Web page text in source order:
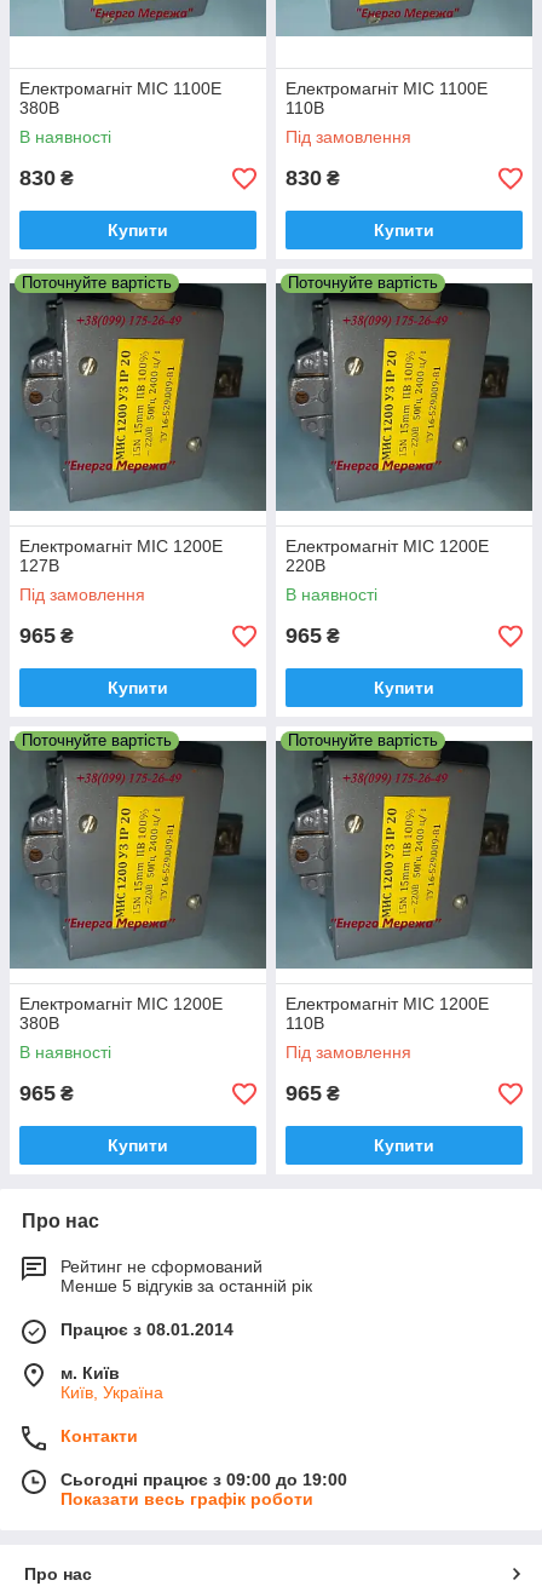
Електромагніт МІС 1100Е
380В
В наявності
830 ₴
Купити
Електромагніт МІС 1100Е
110В
Під замовлення
830 ₴
Купити
Поточнуйте вартість
Електромагніт МІС 1200Е
127В
Під замовлення
965 ₴
Купити
Поточнуйте вартість
Електромагніт МІС 1200Е
220В
В наявності
965 ₴
Купити
Поточнуйте вартість
Електромагніт МІС 1200Е
380В
В наявності
965 ₴
Купити
Поточнуйте вартість
Електромагніт МІС 1200Е
110В
Під замовлення
965 ₴
Купити
Про нас
Рейтинг не сформований
Менше 5 відгуків за останній рік
Працює з 08.01.2014
м. Київ
Київ, Україна
Контакти
Сьогодні працює з 09:00 до 19:00
Показати весь графік роботи
Про нас